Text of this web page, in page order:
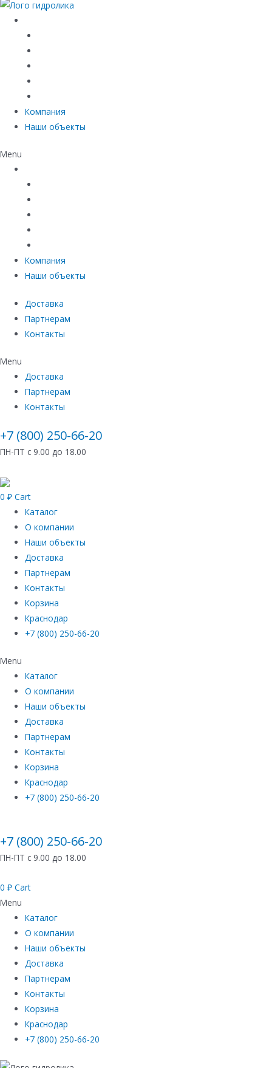
Компания
Наши объекты
Menu
Компания
Наши объекты
Доставка
Партнерам
Контакты
Menu
Доставка
Партнерам
Контакты
+7 (800) 250-66-20
ПН-ПТ с 9.00 до 18.00
0 ₽ Cart
Каталог
О компании
Наши объекты
Доставка
Партнерам
Контакты
Корзина
Краснодар
+7 (800) 250-66-20
Menu
Каталог
О компании
Наши объекты
Доставка
Партнерам
Контакты
Корзина
Краснодар
+7 (800) 250-66-20
+7 (800) 250-66-20
ПН-ПТ с 9.00 до 18.00
0 ₽ Cart
Menu
Каталог
О компании
Наши объекты
Доставка
Партнерам
Контакты
Корзина
Краснодар
+7 (800) 250-66-20